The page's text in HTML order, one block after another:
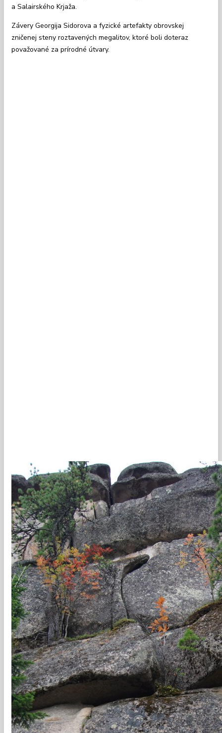
a Salairského Krjaža.
Závery Georgija Sidorova a fyzické artefakty obrovskej
zničenej steny roztavených megalitov, ktoré boli doteraz
považované za prírodné útvary.